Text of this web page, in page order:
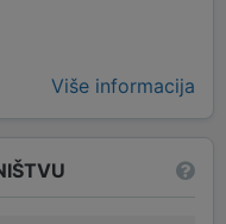
Više informacija